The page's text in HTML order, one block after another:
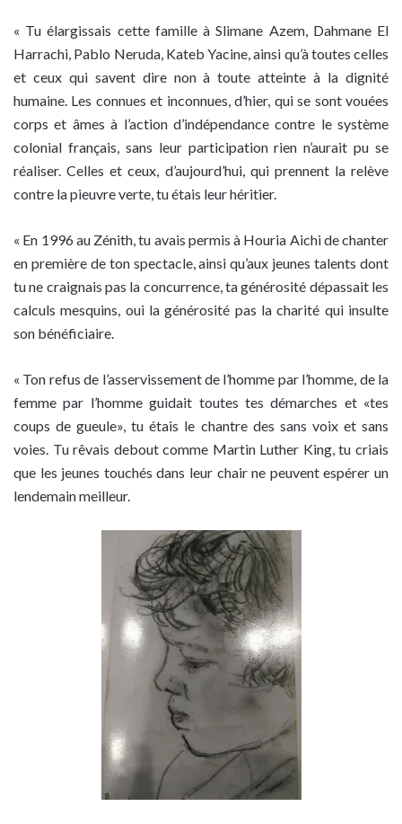
« Tu élargissais cette famille à Slimane Azem, Dahmane El
Harrachi, Pablo Neruda, Kateb Yacine, ainsi qu’à toutes celles
et ceux qui savent dire non à toute atteinte à la dignité
humaine. Les connues et inconnues, d’hier, qui se sont vouées
corps et âmes à l’action d’indépendance contre le système
colonial français, sans leur participation rien n’aurait pu se
réaliser. Celles et ceux, d’aujourd’hui, qui prennent la relève
contre la pieuvre verte, tu étais leur héritier.
« En 1996 au Zénith, tu avais permis à Houria Aichi de chanter
en première de ton spectacle, ainsi qu’aux jeunes talents dont
tu ne craignais pas la concurrence, ta générosité dépassait les
calculs mesquins, oui la générosité pas la charité qui insulte
son bénéficiaire.
« Ton refus de l’asservissement de l’homme par l’homme, de la
femme par l’homme guidait toutes tes démarches et «tes
coups de gueule», tu étais le chantre des sans voix et sans
voies. Tu rêvais debout comme Martin Luther King, tu criais
que les jeunes touchés dans leur chair ne peuvent espérer un
lendemain meilleur.